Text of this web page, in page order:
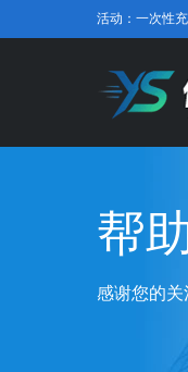
活动：一次性
帮
感谢您的